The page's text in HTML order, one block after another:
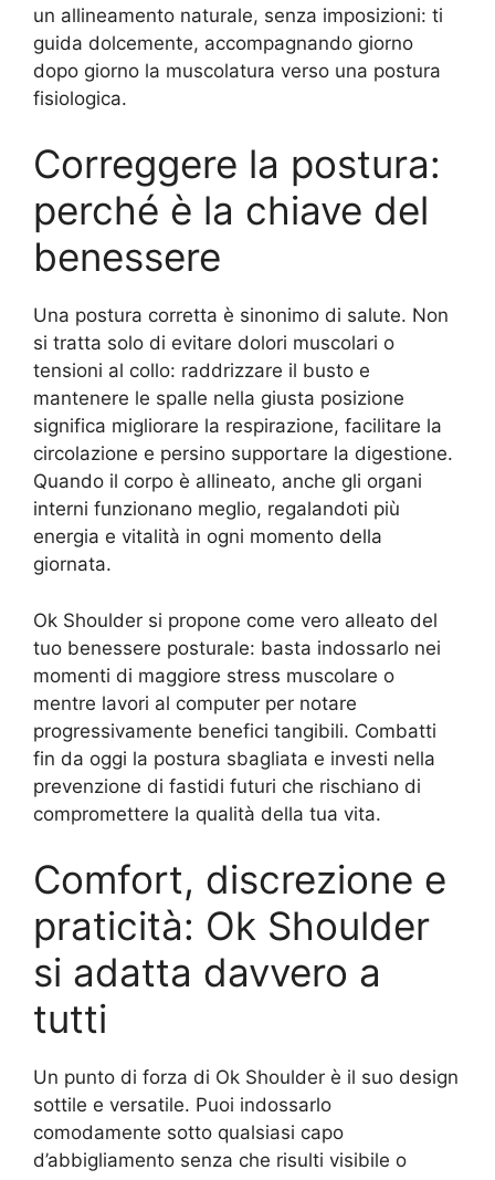
un allineamento naturale, senza imposizioni: ti
guida dolcemente, accompagnando giorno
dopo giorno la muscolatura verso una postura
fisiologica.
Correggere la postura:
perché è la chiave del
benessere
Una postura corretta è sinonimo di salute. Non
si tratta solo di evitare dolori muscolari o
tensioni al collo: raddrizzare il busto e
mantenere le spalle nella giusta posizione
significa migliorare la respirazione, facilitare la
circolazione e persino supportare la digestione.
Quando il corpo è allineato, anche gli organi
interni funzionano meglio, regalandoti più
energia e vitalità in ogni momento della
giornata.
Ok Shoulder si propone come vero alleato del
tuo benessere posturale: basta indossarlo nei
momenti di maggiore stress muscolare o
mentre lavori al computer per notare
progressivamente benefici tangibili. Combatti
fin da oggi la postura sbagliata e investi nella
prevenzione di fastidi futuri che rischiano di
compromettere la qualità della tua vita.
Comfort, discrezione e
praticità: Ok Shoulder
si adatta davvero a
tutti
Un punto di forza di Ok Shoulder è il suo design
sottile e versatile. Puoi indossarlo
comodamente sotto qualsiasi capo
d’abbigliamento senza che risulti visibile o